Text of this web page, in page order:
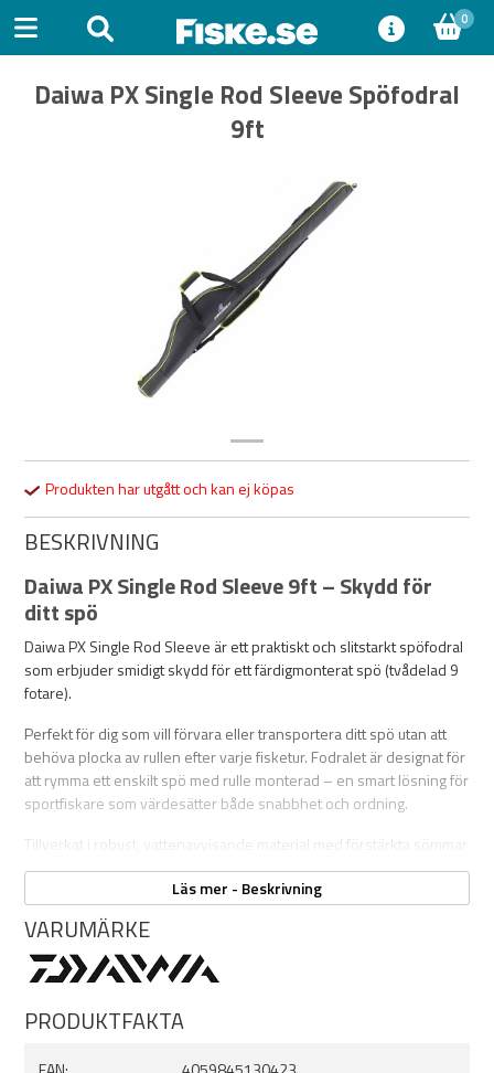
0
Daiwa PX Single Rod Sleeve Spöfodral
9ft
Produkten har utgått och kan ej köpas
BESKRIVNING
Daiwa PX Single Rod Sleeve 9ft – Skydd för
ditt spö
Daiwa PX Single Rod Sleeve är ett praktiskt och slitstarkt spöfodral
som erbjuder smidigt skydd för ett färdigmonterat spö (tvådelad 9
fotare).
Perfekt för dig som vill förvara eller transportera ditt spö utan att
behöva plocka av rullen efter varje fisketur. Fodralet är designat för
att rymma ett enskilt spö med rulle monterad – en smart lösning för
sportfiskare som värdesätter både snabbhet och ordning.
Tillverkat i robust, vattenavvisande material med förstärkta sömmar
ger det ett effektivt skydd mot smuts, fukt och stötar. Den smarta
dragkedjan löper hela vägen längs sidan, vilket gör det enkelt att
öppna och stänga fodralet utan krångel. Invändigt finns ett
skyddande foder som minimerar risken för skador på spöringar,
klinga eller rulle.
Läs mer - Beskrivning
VARUMÄRKE
PRODUKTFAKTA